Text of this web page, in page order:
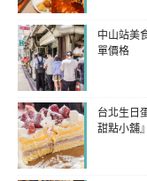
中山站美
單價格
台北生日
甜點小舖